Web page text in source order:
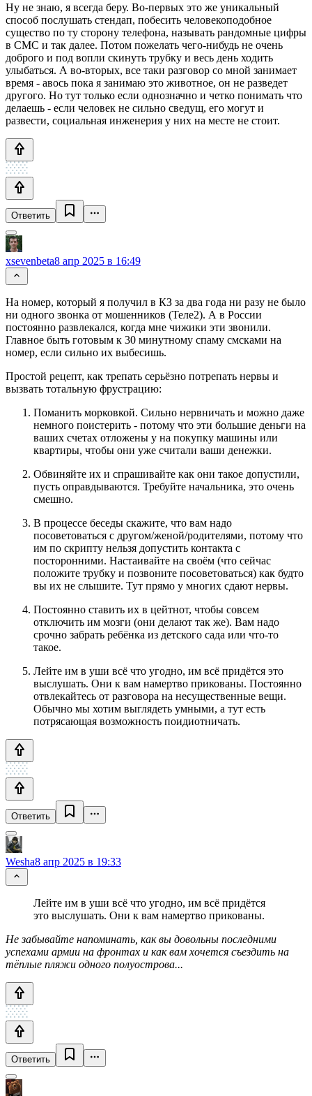
Ну не знаю, я всегда беру. Во-первых это же уникальный
способ послушать стендап, побесить человекоподобное
существо по ту сторону телефона, называть рандомные цифры
в СМС и так далее. Потом пожелать чего-нибудь не очень
доброго и под вопли скинуть трубку и весь день ходить
улыбаться. А во-вторых, все таки разговор со мной занимает
время - авось пока я занимаю это животное, он не разведет
другого. Но тут только если однозначно и четко понимать что
делаешь - если человек не сильно сведущ, его могут и
развести, социальная инженерия у них на месте не стоит.
Ответить
xsevenbeta8 апр 2025 в 16:49
На номер, который я получил в КЗ за два года ни разу не было
ни одного звонка от мошенников (Теле2). А в России
постоянно развлекался, когда мне чижики эти звонили.
Главное быть готовым к 30 минутному спаму смсками на
номер, если сильно их выбесишь.
Простой рецепт, как трепать серьёзно потрепать нервы и
вызвать тотальную фрустрацию:
Поманить морковкой. Сильно нервничать и можно даже
немного поистерить - потому что эти большие деньги на
ваших счетах отложены у на покупку машины или
квартиры, чтобы они уже считали ваши денежки.
Обвиняйте их и спрашивайте как они такое допустили,
пусть оправдываются. Требуйте начальника, это очень
смешно.
В процессе беседы скажите, что вам надо
посоветоваться с другом/женой/родителями, потому что
им по скрипту нельзя допустить контакта с
посторонними. Настаивайте на своём (что сейчас
положите трубку и позвоните посоветоваться) как будто
вы их не слышите. Тут прямо у многих сдают нервы.
Постоянно ставить их в цейтнот, чтобы совсем
отключить им мозги (они делают так же). Вам надо
срочно забрать ребёнка из детского сада или что-то
такое.
Лейте им в уши всё что угодно, им всё придётся это
выслушать. Они к вам намертво прикованы. Постоянно
отвлекайтесь от разговора на несущественные вещи.
Обычно мы хотим выглядеть умными, а тут есть
потрясающая возможность поидиотничать.
Ответить
Wesha8 апр 2025 в 19:33
Лейте им в уши всё что угодно, им всё придётся
это выслушать. Они к вам намертво прикованы.
Не забывайте напоминать, как вы довольны последними
успехами армии на фронтах и как вам хочется съездить на
тёплые пляжи одного полуострова...
Ответить